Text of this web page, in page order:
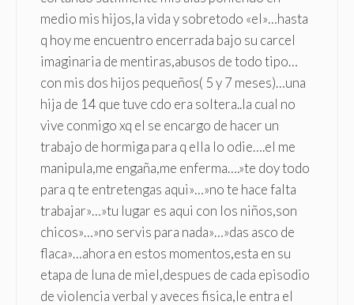
medio mis hijos,la vida y sobretodo «el»…hasta
q hoy me encuentro encerrada bajo su carcel
imaginaria de mentiras,abusos de todo tipo…
con mis dos hijos pequeños( 5 y 7 meses)…una
hija de 14 que tuve cdo era soltera..la cual no
vive conmigo xq el se encargo de hacer un
trabajo de hormiga para q ella lo odie….el me
manipula,me engaña,me enferma….»te doy todo
para q te entretengas aqui»…»no te hace falta
trabajar»…»tu lugar es aqui con los niños,son
chicos»…»no servis para nada»…»das asco de
flaca»…ahora en estos momentos,esta en su
etapa de luna de miel,despues de cada episodio
de violencia verbal y aveces fisica,le entra el